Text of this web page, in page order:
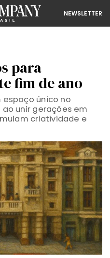
NEWSLETTER
para
fim de ano
espaço único no
unir gerações em
criatividade e